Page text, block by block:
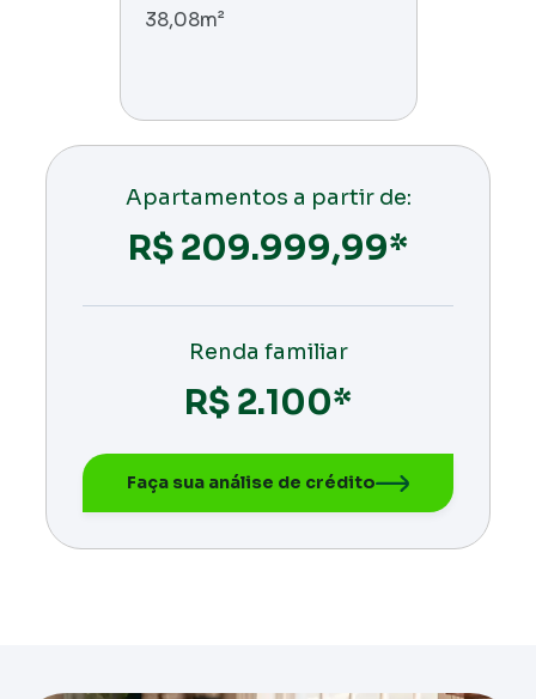
38,08m²
Apartamentos a partir de:
R$ 209.999,99*
Renda familiar
R$ 2.100*
Faça sua análise de crédito